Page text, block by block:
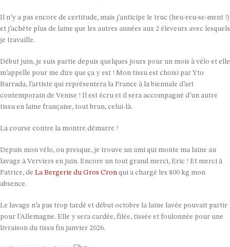
Il n’y a pas encore de certitude, mais j’anticipe le truc (heu-reu-se-ment !)
et j’achète plus de laine que les autres années aux 2 éleveurs avec lesquels
je travaille.
Début juin, je suis partie depuis quelques jours pour un mois à vélo et elle
m’appelle pour me dire que ça y est ! Mon tissu est choisi par Yto
Barrada, l’artiste qui représentera la France à la biennale d’art
contemporain de Venise ! Il est écru et il sera accompagné d’un autre
tissu en laine française, tout brun, celui-là.
La course contre la montre démarre !
Depuis mon vélo, ou presque, je trouve un ami qui monte ma laine au
lavage à Verviers en juin. Encore un tout grand merci, Eric ! Et merci à
Patrice, de La Bergerie du Gros Cron qui a chargé les 800 kg mon
absence.
Le lavage n’a pas trop tardé et début octobre la laine lavée pouvait partir
pour l’Allemagne. Elle y sera cardée, filée, tissée et foulonnée pour une
livraison du tissu fin janvier 2026.